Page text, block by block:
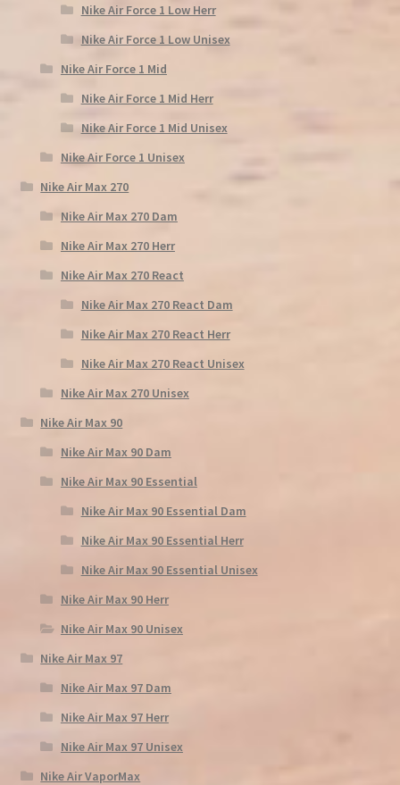
Nike Air Force 1 Low Herr
Nike Air Force 1 Low Unisex
Nike Air Force 1 Mid
Nike Air Force 1 Mid Herr
Nike Air Force 1 Mid Unisex
Nike Air Force 1 Unisex
Nike Air Max 270
Nike Air Max 270 Dam
Nike Air Max 270 Herr
Nike Air Max 270 React
Nike Air Max 270 React Dam
Nike Air Max 270 React Herr
Nike Air Max 270 React Unisex
Nike Air Max 270 Unisex
Nike Air Max 90
Nike Air Max 90 Dam
Nike Air Max 90 Essential
Nike Air Max 90 Essential Dam
Nike Air Max 90 Essential Herr
Nike Air Max 90 Essential Unisex
Nike Air Max 90 Herr
Nike Air Max 90 Unisex
Nike Air Max 97
Nike Air Max 97 Dam
Nike Air Max 97 Herr
Nike Air Max 97 Unisex
Nike Air VaporMax